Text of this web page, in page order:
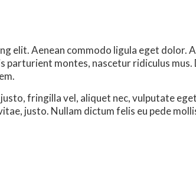
elit. Aenean commodo ligula eget dolor.
parturient montes, nascetur ridiculus mus.
fringilla vel, aliquet nec, vulputate
justo. Nullam dictum felis eu pede